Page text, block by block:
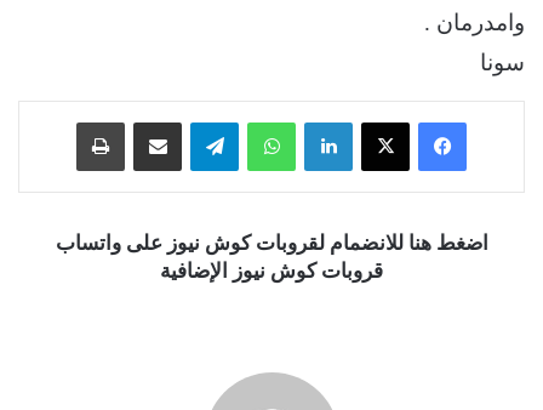
وامدرمان .
سونا
فيسبوك ‫X لينكدإن واتساب تيلقرام
اضغط هنا للانضمام لقروبات كوش نيوز على واتساب
قروبات كوش نيوز الإضافية